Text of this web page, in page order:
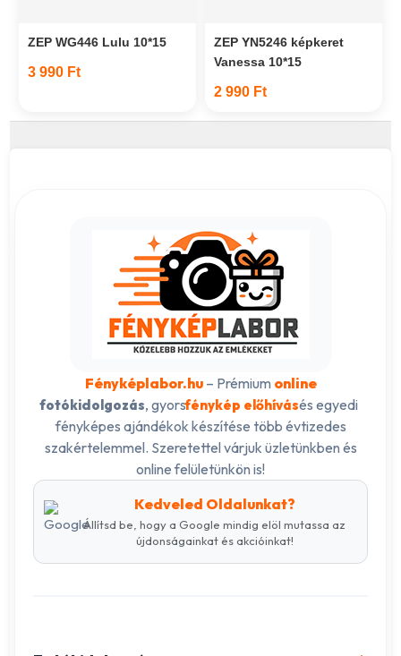
ZEP WG446 Lulu 10*15
3 990 Ft
ZEP YN5246 képkeret
Vanessa 10*15
2 990 Ft
Fényképlabor.hu– Prémium online
fotókidolgozás, gyorsfénykép előhívásés egyedi
fényképes ajándékok készítése több évtizedes
szakértelemmel. Szeretettel várjuk üzletünkben és
online felületünkön is!
Kedveled Oldalunkat?
Állítsd be, hogy a Google mindig elöl mutassa az
újdonságainkat és akcióinkat!